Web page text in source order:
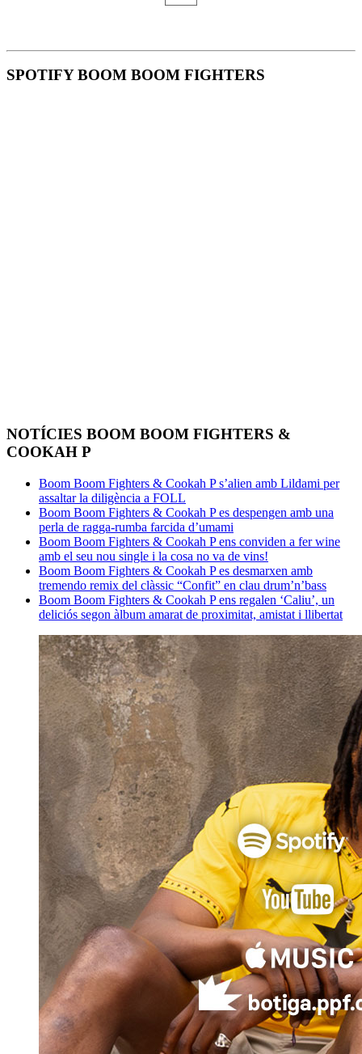
SPOTIFY BOOM BOOM FIGHTERS
NOTÍCIES BOOM BOOM FIGHTERS &
COOKAH P
Boom Boom Fighters & Cookah P s’alien amb Lildami per
assaltar la diligència a FOLL
Boom Boom Fighters & Cookah P es despengen amb una
perla de ragga-rumba farcida d’umami
Boom Boom Fighters & Cookah P ens conviden a fer wine
amb el seu nou single i la cosa no va de vins!
Boom Boom Fighters & Cookah P es desmarxen amb
tremendo remix del clàssic “Confit” en clau drum’n’bass
Boom Boom Fighters & Cookah P ens regalen ‘Caliu’, un
deliciós segon àlbum amarat de proximitat, amistat i llibertat